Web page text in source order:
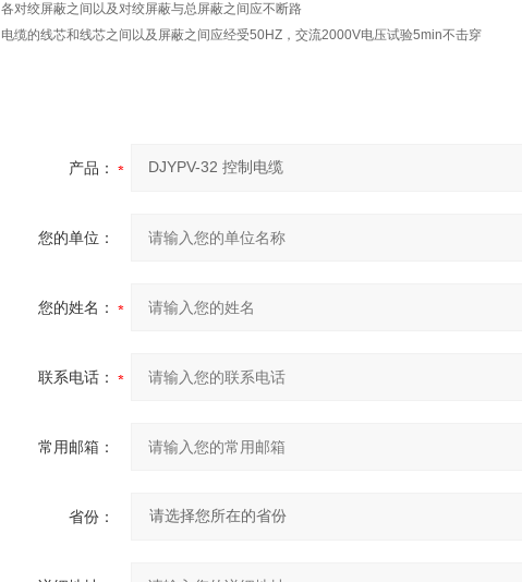
各对绞屏蔽之间以及对绞屏蔽与总屏蔽之间应不断路
电缆的线芯和线芯之间以及屏蔽之间应经受50HZ，交流2000V电压试验5min不击穿
产品：
您的单位：
您的姓名：
联系电话：
常用邮箱：
省份：